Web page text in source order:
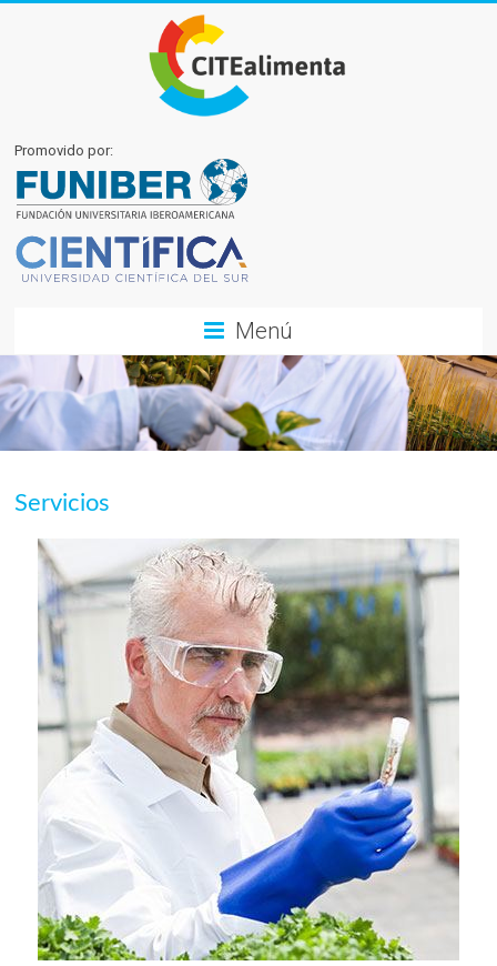
Promovido por:
Menú
Servicios